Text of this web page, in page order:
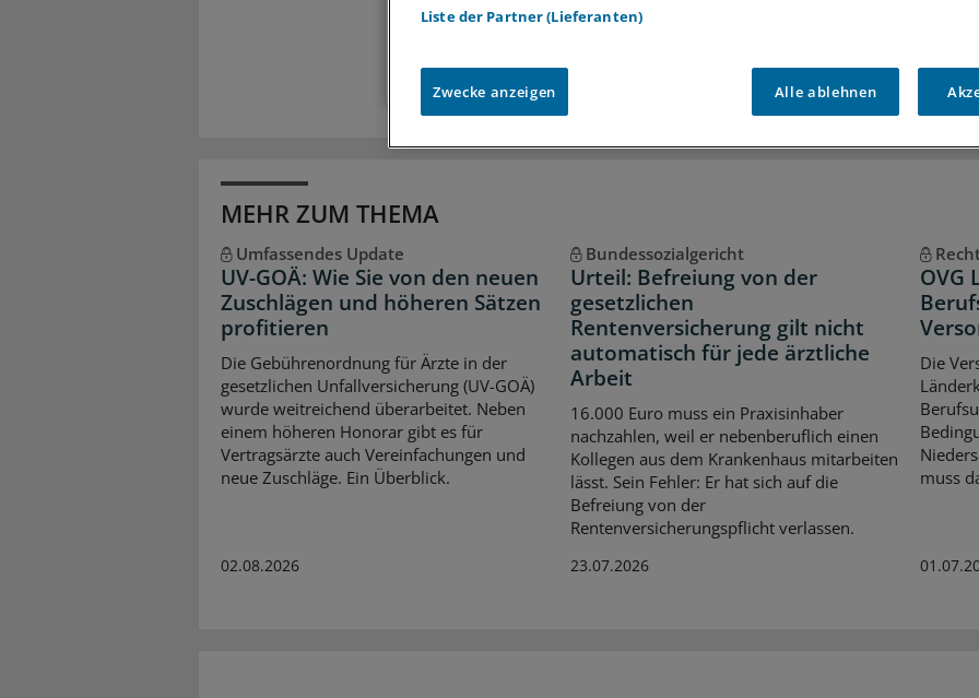
Zugriff auf allemedizinischen Berichte und Kommentare
Voraussetzungen für den Zugang
MEHR ZUM THEMA
Umfassendes Update
UV-GOÄ: Wie Sie von den neuen
Zuschlägen und höheren Sätzen
profitieren
Die Gebührenordnung für Ärzte in der
gesetzlichen Unfallversicherung (UV-GOÄ)
wurde weitreichend überarbeitet. Neben
einem höheren Honorar gibt es für
Vertragsärzte auch Vereinfachungen und
neue Zuschläge. Ein Überblick.
02.08.2026
Bundessozialgericht
Urteil: Befreiung von der
gesetzlichen
Rentenversicherung gilt nicht
automatisch für jede ärztliche
Arbeit
16.000 Euro muss ein Praxisinhaber
nachzahlen, weil er nebenberuflich einen
Kollegen aus dem Krankenhaus mitarbeiten
lässt. Sein Fehler: Er hat sich auf die
Befreiung von der
Rentenversicherungspflicht verlassen.
23.07.2026
OVG
Die
muss
Liste der Partner (Lieferanten)
Zwecke anzeigen Alle ablehnen